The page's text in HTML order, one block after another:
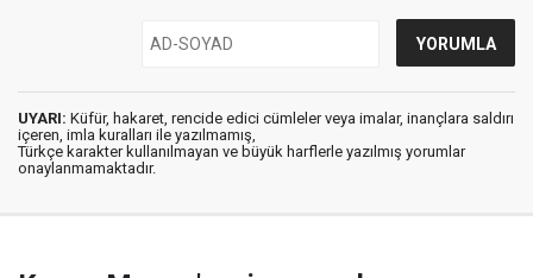
UYARI: Küfür, hakaret, rencide edici cümleler veya imalar, inançlara saldırı
içeren, imla kuralları ile yazılmamış,
Türkçe karakter kullanılmayan ve büyük harflerle yazılmış yorumlar
onaylanmamaktadır.